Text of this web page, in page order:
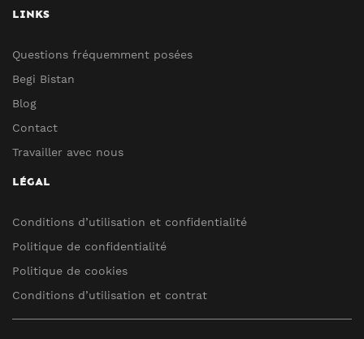
LINKS
Questions fréquemment posées
Begi Bistan
Blog
Contact
Travailler avec nous
LÉGAL
Conditions d’utilisation et confidentialité
Politique de confidentialité
Politique de cookies
Conditions d’utilisation et contrat